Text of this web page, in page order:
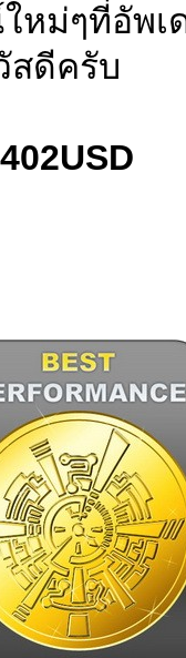
หม่ๆที่อัพ
สดีครับ